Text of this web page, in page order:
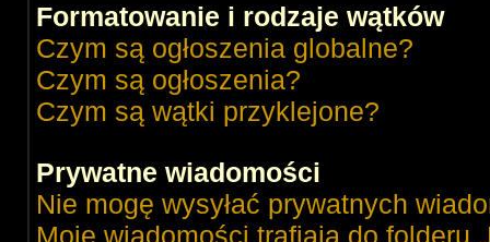
Formatowanie i rodzaje wątków
Czym są ogłoszenia globalne?
Czym są ogłoszenia?
Czym są wątki przyklejone?
Prywatne wiadomości
Nie mogę wysyłać prywatnych
Moje wiadomości trafiają do folderu